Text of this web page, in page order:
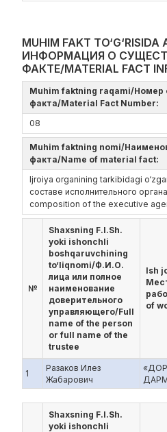
MUHIM FAKT TO‘G‘RISIDA
ИНФОРМАЦИЯ О
ФАКТЕ/MATERIAL FACT
Muhim faktning raqami/Номер
факта/Material Fact Number:
08
Muhim faktning nomi/
факта/Name of material fact:
Ijroiya organining tarkibidagi
составе исполнительного
composition of the executive
№
Shaxsning F.I.Sh.
yoki ishonchli
boshqaruvchining
to‘liqnomi/Ф.И.О.
лица или полное
наименование
доверительного
управляющего/Full
name of the person
or full name of the
trustee
Ish
of
1
Разаков Илез
Жабарович
Shaxsning F.I.Sh.
yoki ishonchli